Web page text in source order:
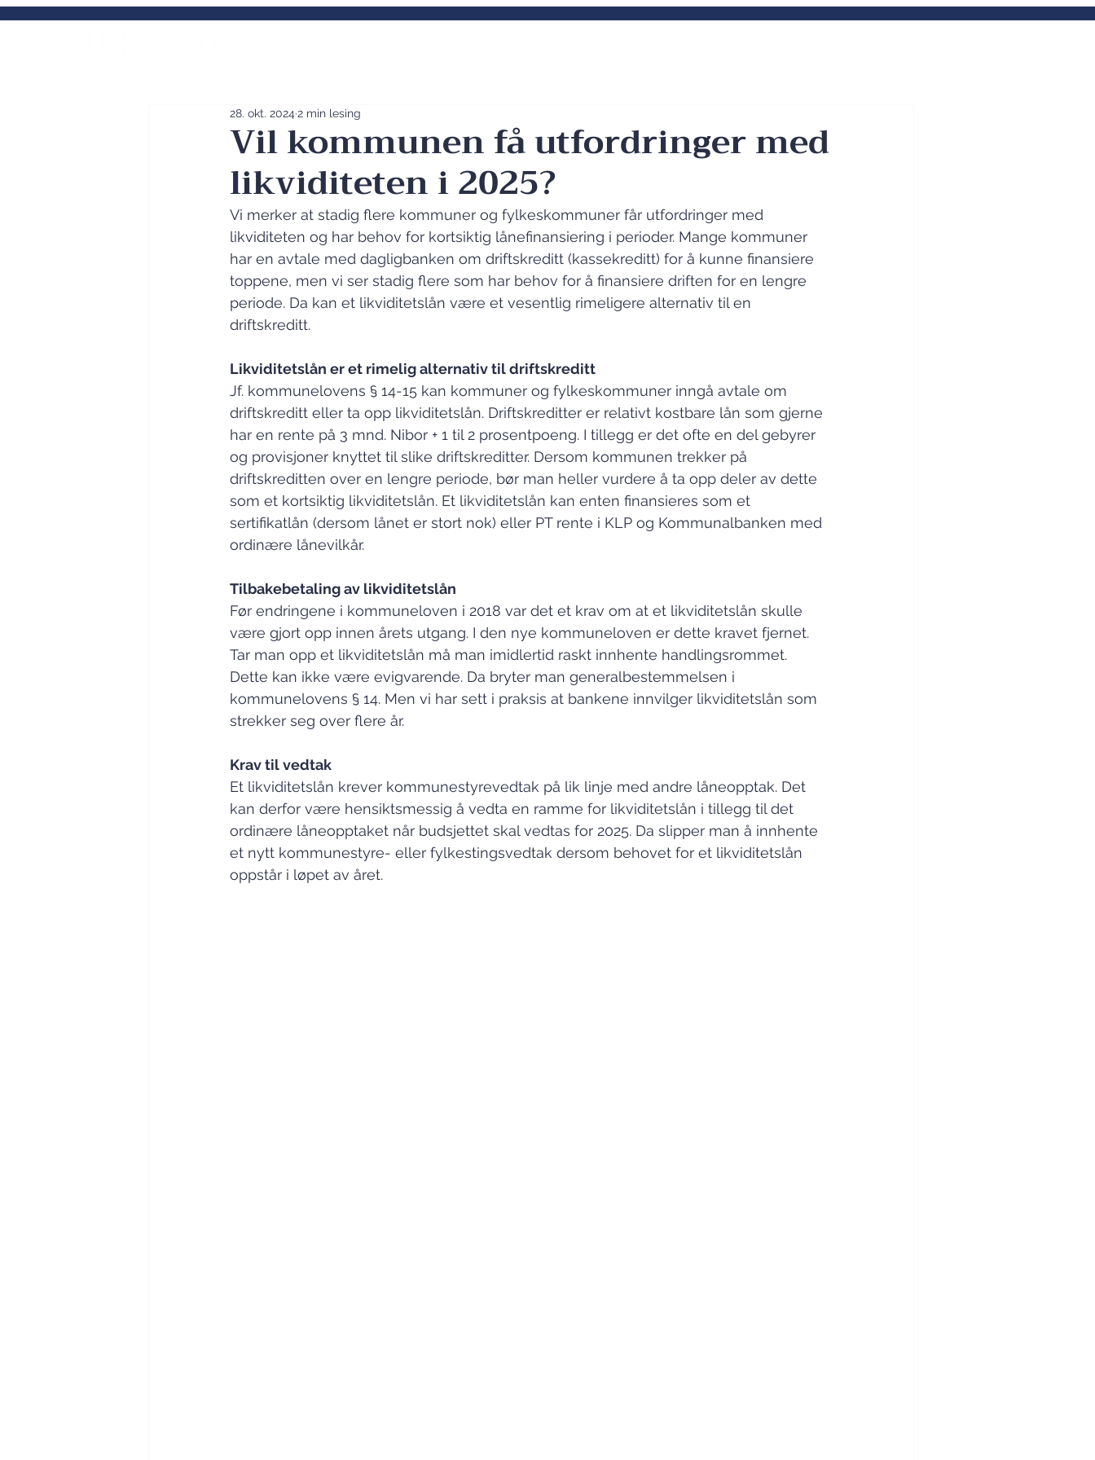
Vil kommunen få utfordringer med
likviditeten i 2025?
28. okt. 2024 2 min lesing
Vi merker at stadig flere kommuner og fylkeskommuner får utfordringer med
likviditeten og har behov for kortsiktig lånefinansiering i perioder. Mange kommuner
har en avtale med dagligbanken om driftskreditt (kassekreditt) for å kunne finansiere
toppene, men vi ser stadig flere som har behov for å finansiere driften for en lengre
periode. Da kan et likviditetslån være et vesentlig rimeligere alternativ til en
driftskreditt.
Likviditetslån er et rimelig alternativ til driftskreditt
Jf. kommunelovens § 14-15 kan kommuner og fylkeskommuner inngå avtale om
driftskreditt eller ta opp likviditetslån. Driftskreditter er relativt kostbare lån som gjerne
har en rente på 3 mnd. Nibor + 1 til 2 prosentpoeng. I tillegg er det ofte en del gebyrer
og provisjoner knyttet til slike driftskreditter. Dersom kommunen trekker på
driftskreditten over en lengre periode, bør man heller vurdere å ta opp deler av dette
som et kortsiktig likviditetslån. Et likviditetslån kan enten finansieres som et
sertifikatlån (dersom lånet er stort nok) eller PT rente i KLP og Kommunalbanken med
ordinære lånevilkår.
Tilbakebetaling av likviditetslån
Før endringene i kommuneloven i 2018 var det et krav om at et likviditetslån skulle
være gjort opp innen årets utgang. I den nye kommuneloven er dette kravet fjernet.
Tar man opp et likviditetslån må man imidlertid raskt innhente handlingsrommet.
Dette kan ikke være evigvarende. Da bryter man generalbestemmelsen i
kommunelovens § 14. Men vi har sett i praksis at bankene innvilger likviditetslån som
strekker seg over flere år.
Krav til vedtak
Et likviditetslån krever kommunestyrevedtak på lik linje med andre låneopptak. Det
kan derfor være hensiktsmessig å vedta en ramme for likviditetslån i tillegg til det
ordinære låneopptaket når budsjettet skal vedtas for 2025. Da slipper man å innhente
et nytt kommunestyre- eller fylkestingsvedtak dersom behovet for et likviditetslån
oppstår i løpet av året.